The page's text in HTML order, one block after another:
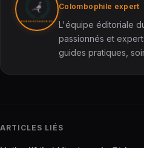
Colombophile expert
L'équipe éditoriale
passionnés et
guides pratiques,
ARTICLES LIÉS